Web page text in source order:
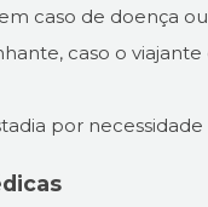
em caso de doença
caso o
por necessidade